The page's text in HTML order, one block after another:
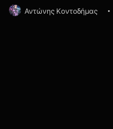
Αντώνης Κοντοδήμας